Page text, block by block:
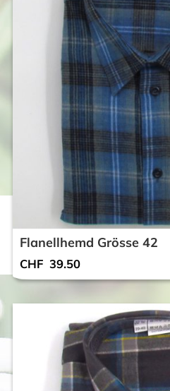
Flanellhemd Grösse 42
CHF 39.50